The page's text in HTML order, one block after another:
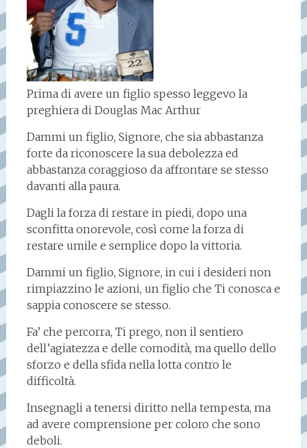
Prima di avere un figlio spesso leggevo la
preghiera di Douglas Mac Arthur
Dammi un figlio, Signore, che sia abbastanza
forte da riconoscere la sua debolezza ed
abbastanza coraggioso da affrontare se stesso
davanti alla paura.
Dagli la forza di restare in piedi, dopo una
sconfitta onorevole, così come la forza di
restare umile e semplice dopo la vittoria.
Dammi un figlio, Signore, in cui i desideri non
rimpiazzino le azioni, un figlio che Ti conosca e
sappia conoscere se stesso.
Fa’ che percorra, Ti prego, non il sentiero
dell’agiatezza e delle comodità, ma quello dello
sforzo e della sfida nella lotta contro le
difficoltà.
Insegnagli a tenersi diritto nella tempesta, ma
ad avere comprensione per coloro che sono
deboli.